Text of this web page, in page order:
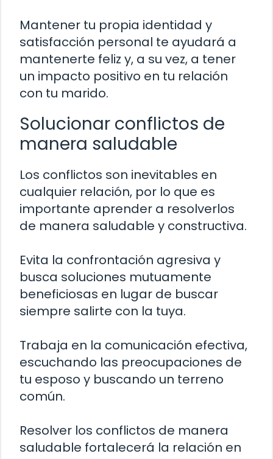
Mantener tu propia identidad y
satisfacción personal te ayudará a
mantenerte feliz y, a su vez, a tener
un impacto positivo en tu relación
con tu marido.
Solucionar conflictos de
manera saludable
Los conflictos son inevitables en
cualquier relación, por lo que es
importante aprender a resolverlos
de manera saludable y constructiva.
Evita la confrontación agresiva y
busca soluciones mutuamente
beneficiosas en lugar de buscar
siempre salirte con la tuya.
Trabaja en la comunicación efectiva,
escuchando las preocupaciones de
tu esposo y buscando un terreno
común.
Resolver los conflictos de manera
saludable fortalecerá la relación en